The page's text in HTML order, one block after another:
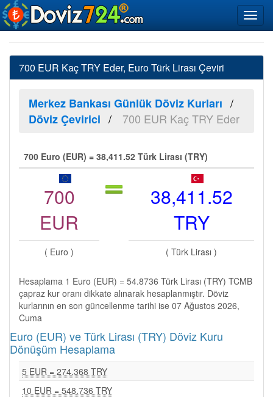
700 EUR Kaç TRY Eder, Euro Türk Lirası Çeviri
Merkez Bankası Günlük Döviz Kurları
Döviz Çevirici
700 EUR Kaç TRY Eder
700 Euro (EUR) = 38,411.52 Türk Lirası (TRY)
700
EUR
38,411.52
TRY
( Euro ) ( Türk Lirası )
Hesaplama 1 Euro (EUR) = 54.8736 Türk Lirası (TRY) TCMB
çapraz kur oranı dikkate alınarak hesaplanmıştır. Döviz
kurlarının en son güncellenme tarihi ise 07 Ağustos 2026,
Cuma
Euro (EUR) ve Türk Lirası (TRY) Döviz Kuru
Dönüşüm Hesaplama
5 EUR = 274.368 TRY
10 EUR = 548.736 TRY